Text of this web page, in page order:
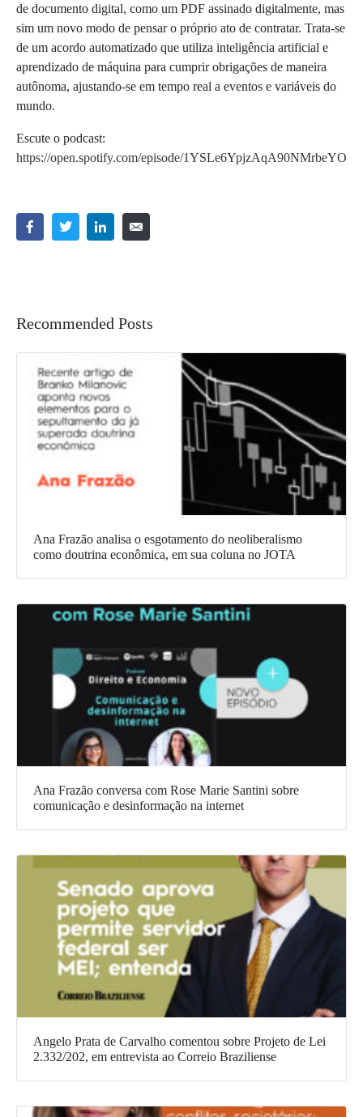
de documento digital, como um PDF assinado digitalmente, mas
sim um novo modo de pensar o próprio ato de contratar. Trata-se
de um acordo automatizado que utiliza inteligência artificial e
aprendizado de máquina para cumprir obrigações de maneira
autônoma, ajustando-se em tempo real a eventos e variáveis do
mundo.
Escute o podcast:
https://open.spotify.com/episode/1YSLe6YpjzAqA90NMrbeYO
Recommended Posts
Ana Frazão analisa o esgotamento do neoliberalismo
como doutrina econômica, em sua coluna no JOTA
Ana Frazão conversa com Rose Marie Santini sobre
comunicação e desinformação na internet
Angelo Prata de Carvalho comentou sobre Projeto de Lei
2.332/202, em entrevista ao Correio Braziliense